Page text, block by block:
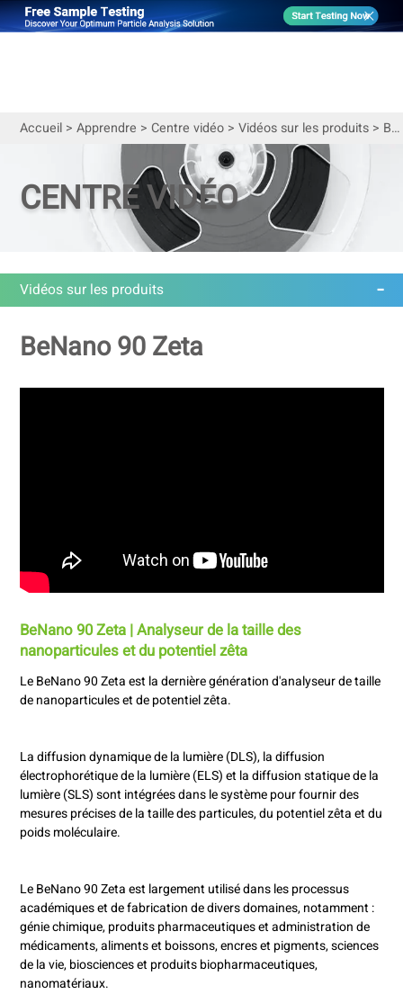
Accueil> Apprendre > Centre vidéo> Vidéos sur les produits> BeNano 90 Zeta | Analyseur de la taille des nanoparticules et du potentiel zêta
CENTRE VIDÉO
Vidéos sur les produits
BeNano 90 Zeta
BeNano 90 Zeta | Analyseur de la taille des
nanoparticules et du potentiel zêta
Le BeNano 90 Zeta est la dernière génération d'analyseur de taille
de nanoparticules et de potentiel zêta.
La diffusion dynamique de la lumière (DLS), la diffusion
électrophorétique de la lumière (ELS) et la diffusion statique de la
lumière (SLS) sont intégrées dans le système pour fournir des
mesures précises de la taille des particules, du potentiel zêta et du
poids moléculaire.
Le BeNano 90 Zeta est largement utilisé dans les processus
académiques et de fabrication de divers domaines, notamment :
génie chimique, produits pharmaceutiques et administration de
médicaments, aliments et boissons, encres et pigments, sciences
de la vie, biosciences et produits biopharmaceutiques,
nanomatériaux.